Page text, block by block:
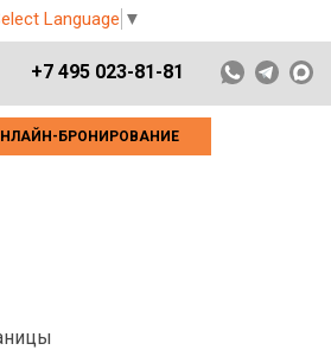
Language ▼
+7 495 023-81-81
БРОНИРОВАНИЕ